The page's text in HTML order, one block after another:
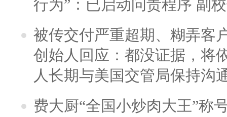
行为”：已启动问责程序 副
被传交付严重超期、糊弄客
创始人回应：都没证据，将
人长期与美国交管局保持沟
费大厨“全国小炒肉大王”称